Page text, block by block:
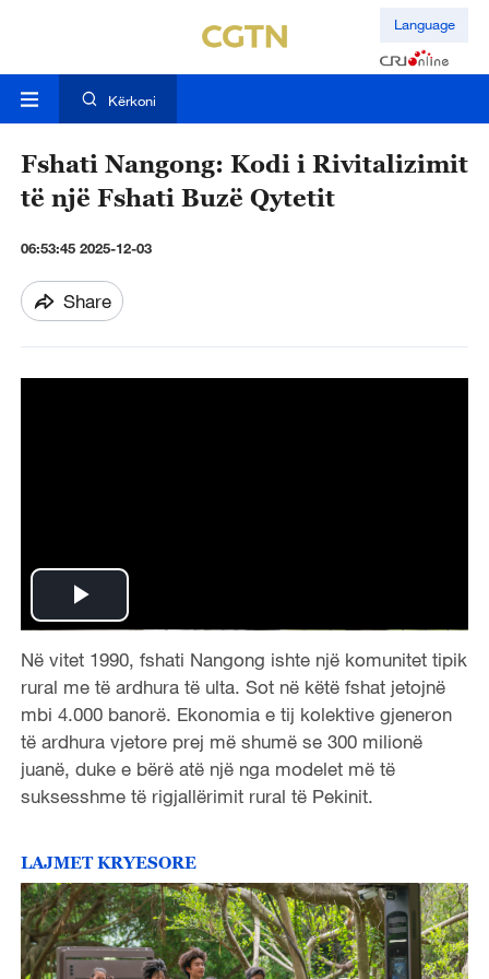
Language
Kërkoni
Fshati Nangong: Kodi i Rivitalizimit
të një Fshati Buzë Qytetit
06:53:45 2025-12-03
Share
P
l
a
y
i
d
e
Në vitet 1990, fshati Nangong ishte një komunitet tipik
rural me të ardhura të ulta. Sot në këtë fshat jetojnë
mbi 4.000 banorë. Ekonomia e tij kolektive gjeneron
të ardhura vjetore prej më shumë se 300 milionë
juanë, duke e bërë atë një nga modelet më të
suksesshme të rigjallërimit rural të Pekinit.
LAJMET KRYESORE